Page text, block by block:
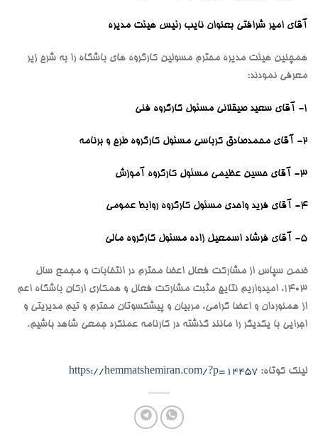
آقای امیر شرافتی بعنوان نایب رئیس هیئت مدیره
همچنین هیئت مدیره محترم مسولین کارگروه های باشگاه را به شرح زیر
معرفی نمودند:
1- آقای سعید صیقلانی مسئول کارگروه فنی
2- آقای محمدصادق کرباسی مسئول کارگروه طرح و برنامه
3- آقای حسین عظیمی مسئول کارگروه آموزش
4- آقای فرید واحدی مسئول کارگروه روابط عمومی
5- آقای فرشاد اسمعیل زاده مسئول کارگروه مالی
ضمن سپاس از مشارکت فعال اعضا محترم در انتخابات و مجمع سال
1403، امیدواریم نتایج مثبت مشارکت فعال و همکاری ارکان باشگاه اعم
از همنوردان و اعضا گرامی، مربیان و پیشکسوتان محترم و تیم مدیریتی و
اجرایی با یکدیگر را مانند گذشته در کارنامه عملکرد جمعی شاهد باشیم.
لینک کوتاه: https://hemmatshemiran.com/?p=14457